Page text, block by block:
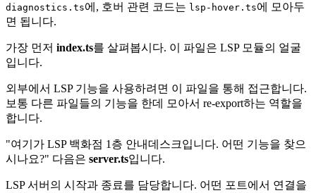
diagnostics.ts에, 호버 관련 코드는 lsp-hover.ts에 모아두
면 됩니다.
가장 먼저 index.ts를 살펴봅시다. 이 파일은 LSP 모듈의 얼굴
입니다.
외부에서 LSP 기능을 사용하려면 이 파일을 통해 접근합니다.
보통 다른 파일들의 기능을 한데 모아서 re-export하는 역할을
합니다.
"여기가 LSP 백화점 1층 안내데스크입니다. 어떤 기능을 찾으
시나요?" 다음은 server.ts입니다.
LSP 서버의 시작과 종료를 담당합니다. 어떤 포트에서 연결을